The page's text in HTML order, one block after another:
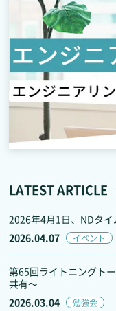
LATEST ARTICLE
2026.04.07 イベント
2026年4月1日、NDタ
2026.03.04 勉強会
第65回ライトニングト
共有～